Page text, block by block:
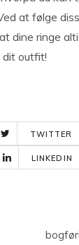
at følge
dine ringe
dit outfit!
TWITTER
LINKEDIN